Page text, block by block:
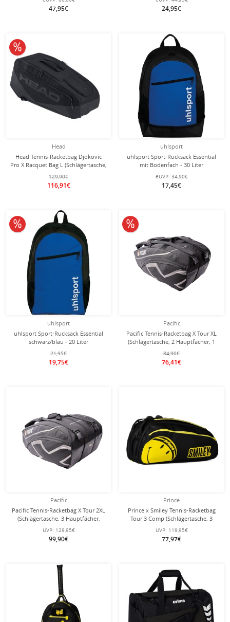
47,95€ 24,95€
Head
Head Tennis-Racketbag Djokovic
Pro X Racquet Bag L (Schlägertasche,
129,90€
116,91€
10% reduziert
uhlsport
uhlsport Sport-Rucksack Essential
mit Bodenfach - 30 Liter
eUVP: 34,90€
17,45€
uhlsport
uhlsport Sport-Rucksack Essential
schwarz/blau - 20 Liter
21,95€
19,75€
10% reduziert
Pacific
Pacific Tennis-Racketbag X Tour XL
(Schlägertasche, 2 Hauptfächer, 1
6er
84,90€
76,41€
10% reduziert
Pacific
Pacific Tennis-Racketbag X Tour 2XL
(Schlägertasche, 3 Hauptfächer,
12er
UVP: 129,95€
99,90€
Prince
Prince x Smiley Tennis-Racketbag
Tour 3 Comp (Schlägertasche, 3
schwarz 12er
UVP: 119,95€
77,97€